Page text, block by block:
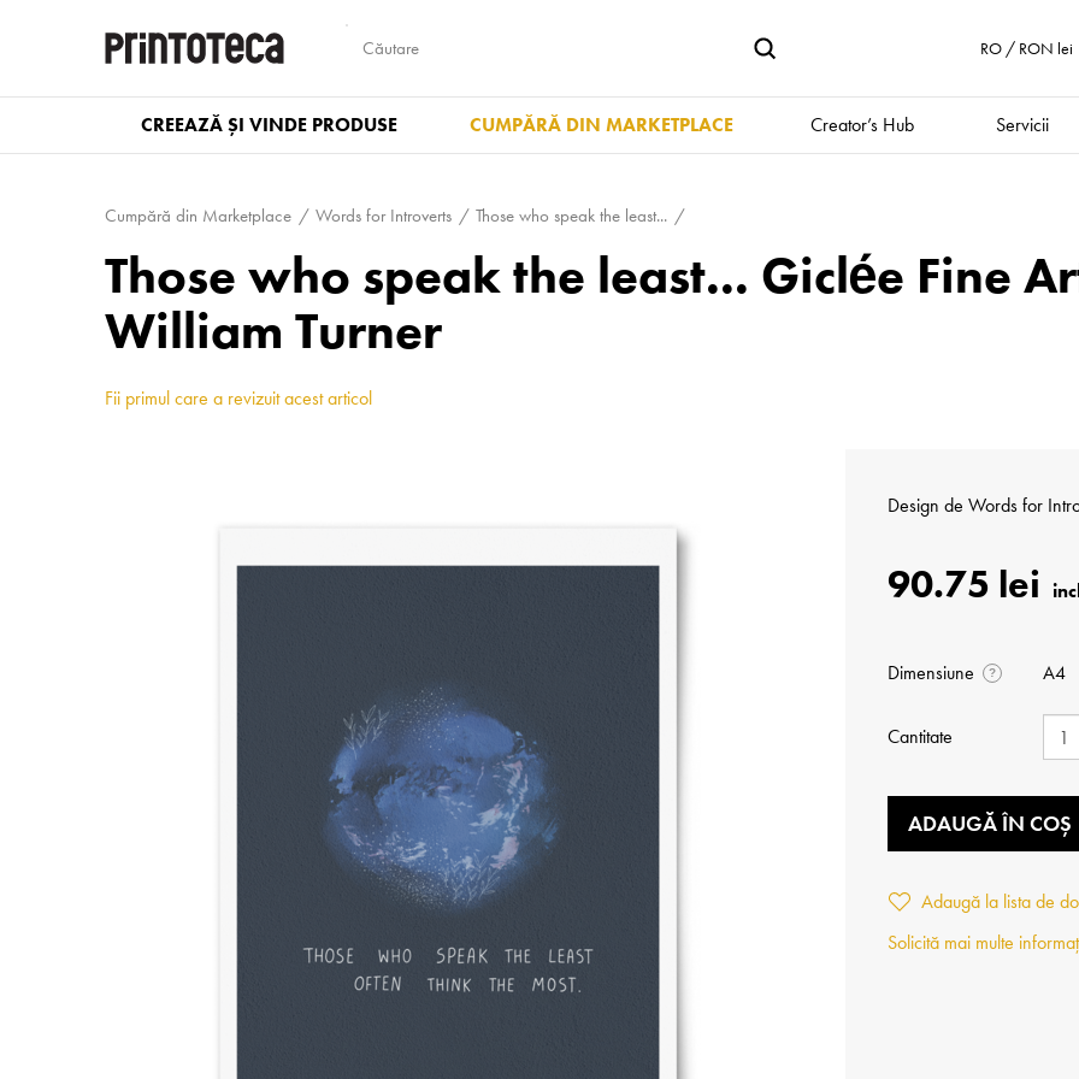
RO / RON lei
CREEAZĂ ȘI VINDE PRODUSE CUMPĂRĂ DIN MARKETPLACE Creator’s Hub Servicii
Cumpără din Marketplace Words for Introverts Those who speak the least...
Those who speak the least... Giclée Fine
William Turner
Fii primul care a revizuit acest articol
Design de Words for
90.75 lei
Dimensiune ? A4
Cantitate
ADAUGĂ ÎN COȘ
Adaugă la lista de
Solicită mai multe